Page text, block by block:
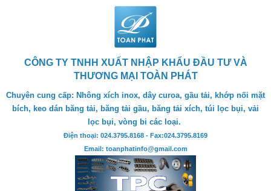
CÔNG TY TNHH XUẤT NHẬP KHẨU ĐẦU TƯ VÀ
THƯƠNG MẠI TOÀN PHÁT
Chuyên cung cấp: Nhông xích inox, dây curoa, gầu tải, khớp nối mặt
bích, keo dán băng tải, băng tải gầu, băng tải xích, túi lọc bụi, vải
lọc bụi, vòng bi các loại.
Điện thoại: 024.3795.8168 - Fax:024.3795.8169
Email: toanphatinfo@gmail.com